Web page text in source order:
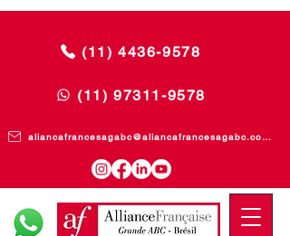
(11) 4436-9578
(11) 97311-9578
aliancafrancesagabc@aliancafrancesagabc.com.br